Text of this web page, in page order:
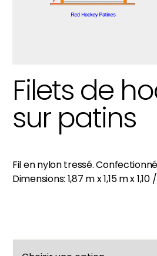
Filets de
sur patins
Fil en nylon tressé.
Dimensions: 1,87 m x 1,15 m x